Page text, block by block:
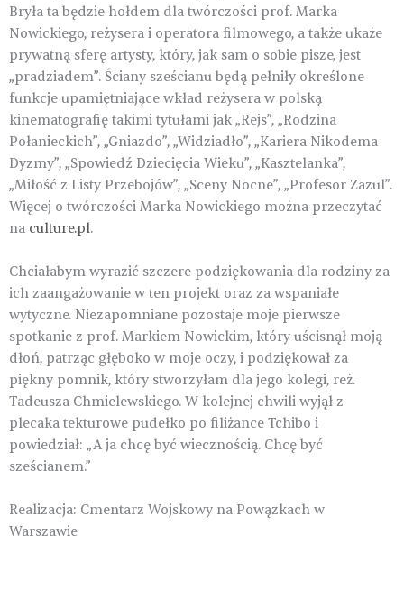
Bryła ta będzie hołdem dla twórczości prof. Marka
Nowickiego, reżysera i operatora filmowego, a także ukaże
prywatną sferę artysty, który, jak sam o sobie pisze, jest
„pradziadem”. Ściany sześcianu będą pełniły określone
funkcje upamiętniające wkład reżysera w polską
kinematografię takimi tytułami jak „Rejs”, „Rodzina
Połanieckich”, „Gniazdo”, „Widziadło”, „Kariera Nikodema
Dyzmy”, „Spowiedź Dziecięcia Wieku”, „Kasztelanka”,
„Miłość z Listy Przebojów”, „Sceny Nocne”, „Profesor Zazul”.
Więcej o twórczości Marka Nowickiego można przeczytać
na culture.pl.
Chciałabym wyrazić szczere podziękowania dla rodziny za
ich zaangażowanie w ten projekt oraz za wspaniałe
wytyczne. Niezapomniane pozostaje moje pierwsze
spotkanie z prof. Markiem Nowickim, który uścisnął moją
dłoń, patrząc głęboko w moje oczy, i podziękował za
piękny pomnik, który stworzyłam dla jego kolegi, reż.
Tadeusza Chmielewskiego. W kolejnej chwili wyjął z
plecaka tekturowe pudełko po filiżance Tchibo i
powiedział: „A ja chcę być wiecznością. Chcę być
sześcianem.”
Realizacja: Cmentarz Wojskowy na Powązkach w
Warszawie